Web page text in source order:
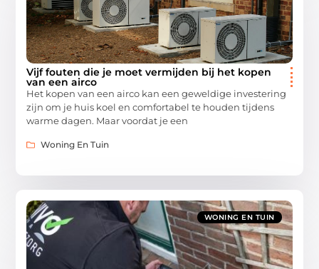
Vijf fouten die je moet vermijden bij het kopen
van een airco
Het kopen van een airco kan een geweldige investering
zijn om je huis koel en comfortabel te houden tijdens
warme dagen. Maar voordat je een
Woning En Tuin
WONING EN TUIN